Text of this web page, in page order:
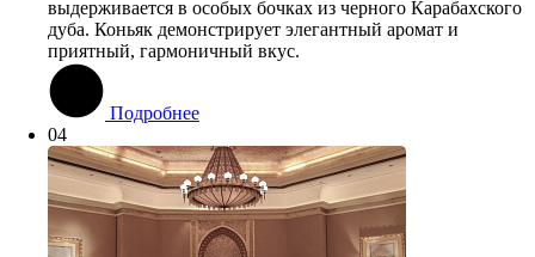
выдерживается в особых бочках из черного Карабахского
дуба. Коньяк демонстрирует элегантный аромат и
приятный, гармоничный вкус.
Подробнее
04